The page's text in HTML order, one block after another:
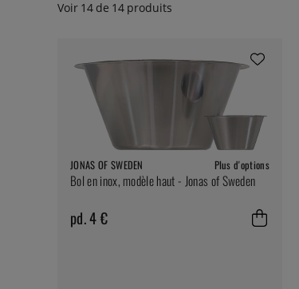
Voir 14 de 14 produits
JONAS OF SWEDEN Plus d'options
Bol en inox, modèle haut - Jonas of Sweden
pd. 4 €